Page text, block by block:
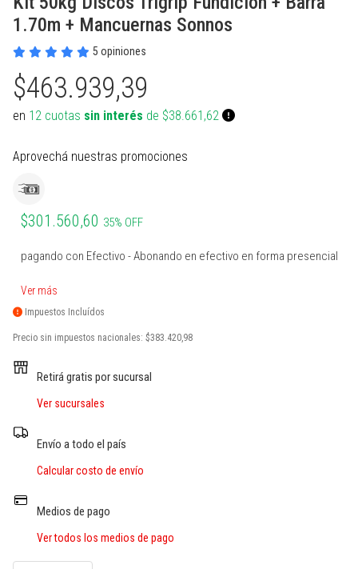
PROTECCIONES BOXEO
ACCESORIOS BOXEO
PERA Y CIELO Y TIERRA
INDUMENTARIA BOXEO
RING DE BOXEO
Ver todos
SUPLEMENTOS NATURALES
COMBOS
Ver todos
INDUMENTARIA TERMICA
PILATES Y YOGA
REHABILITACION
OTROS ACCESORIOS
Ver todos
MARCACION Y COORDINACION
BOSU Y MINI BOSUS |
PROPOCIOCEPCION
PESAS RUSAS
STRAPS Y CINTURON RUSO
CALLERAS GUANTES Y
PROTECCIONES
Ver todos
TENIS DE MESA
VOLEY
BOLSOS PORTA PELOTAS
PADDLE
BOLSOS Y MOCHILAS
PATINES Y AFINES
PELOTAS COLEGIALES
RUGBY Y FUTBOL AMERICANO
INFLADORES Y SILBATOS
INDUMENTARIA Y MEDIAS
SOGAS Y OTROS
Ver todos
1.70m + Mancuernas Sonnos
5 opiniones
$463.939,39
en 12 cuotas sin interés de $38.661,62
Aprovechá nuestras promociones
$301.560,60 35% OFF
pagando con Efectivo - Abonando en efectivo en forma presencial
Ver más
Impuestos Incluídos
Precio sin impuestos nacionales: $383.420,98
Retirá gratis por sucursal
Ver sucursales
Envío a todo el país
Calcular costo de envío
Medios de pago
Ver todos los medios de pago